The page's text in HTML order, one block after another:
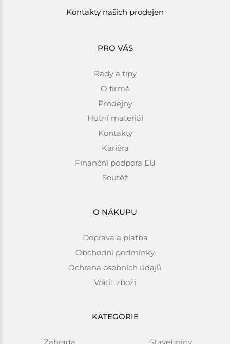
Kontakty našich prodejen
PRO VÁS
Rady a tipy
O firmě
Prodejny
Hutní materiál
Kontakty
Kariéra
Finanční podpora EU
Soutěž
O NÁKUPU
Doprava a platba
Obchodní podmínky
Ochrana osobních údajů
Vrátit zboží
KATEGORIE
Zahrada Stavebniny